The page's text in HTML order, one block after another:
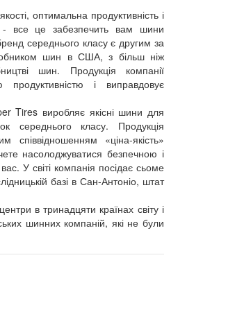
оптимальна продуктивність і
- все це забезпечить вам шини
середнього класу є другим за
шин в США, з більш ніж
шин. Продукція компанії
продуктивністю і виправдовує
Tires виробляє якісні шини для
середнього класу. Продукція
співвідношенням «ціна-якість»
насолоджуватися безпечною і
У світі компанія посідає сьоме
базі в Сан-Антоніо, штат
в тринадцяти країнах світу і
шинних компаній, які не були